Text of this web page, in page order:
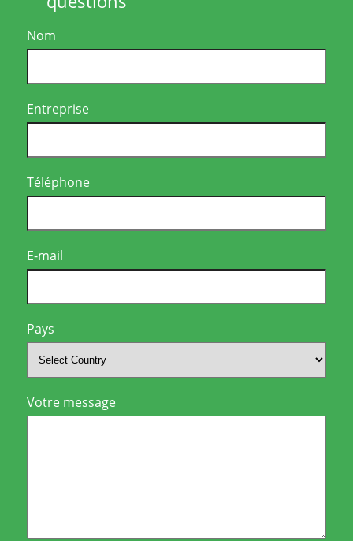
Nom
Entreprise
Téléphone
E-mail
Pays
Votre message